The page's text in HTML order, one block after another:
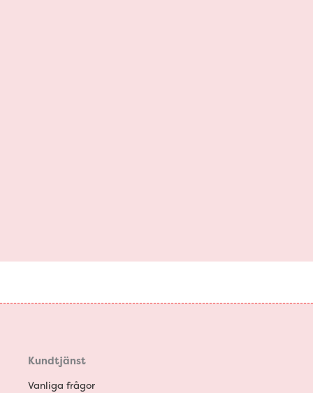
Kundtjänst
Vanliga frågor